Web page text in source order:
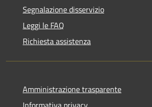
Segnalazione disservizio
Leggi le FAQ
Richiesta assistenza
Amministrazione trasparente